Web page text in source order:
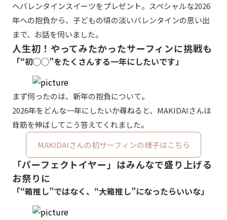
へバレンタインスイーツをプレゼント。スペシャルな2026
年への抱負から、子どもの頃の淡いバレンタインの思い出
まで、お話を伺いました。
人生初！やってみたかったサーフィンに挑戦も
「“初◯◯”をたくさんする一年にしたいです」
まず伺ったのは、新年の抱負について。
2026年をどんな一年にしたいか尋ねると、MAKIDAIさんは
背筋を伸ばしてこう答えてくれました。
MAKIDAIさんの初サーフィンの様子はこちら
「パーフェクトイヤー」はみんなで盛り上げる
お祭りに
「“箱推し”ではなく、“大箱推し”になったらいいな」